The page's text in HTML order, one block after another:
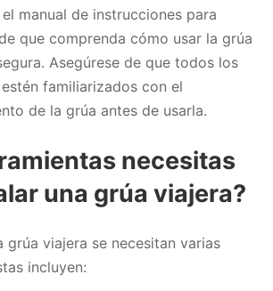
manual de instrucciones para
que comprenda cómo usar la grúa
Asegúrese de que todos los
familiarizados con el
de la grúa antes de usarla.
necesitas
una grúa viajera?
grúa viajera se necesitan varias
incluyen: